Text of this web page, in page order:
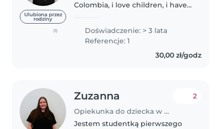
Ulubiona przez
rodziny
(1)
Colombia, i love children, i have
school always i took care
kindergarden childrens and
helped the teachers to take
Doświadczenie: > 3 lata
Referencje: 1
30,00 zł/godz
Zuzanna
Opiekunka do dziecka w Poznań
2
Jestem studentką pierwszego